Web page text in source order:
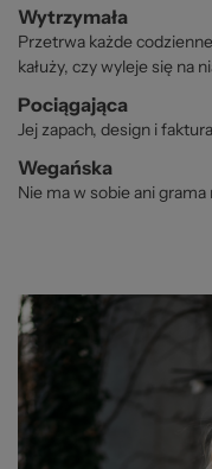
Wytrzymała
Przetrwa każde
kałuży, czy wyleje się na
Pociągająca
Jej zapach, design i
Wegańska
Nie ma w sobie ani